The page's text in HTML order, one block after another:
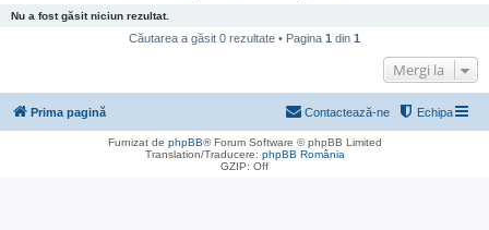
e
Nu a fost găsit niciun rezultat.
Căutarea a găsit 0 rezultate • Pagina 1 din 1
Mergi la
Prima pagină Echipa
Contactează-ne
Furnizat de phpBB® Forum Software © phpBB Limited
Translation/Traducere: phpBB România
GZIP: Off